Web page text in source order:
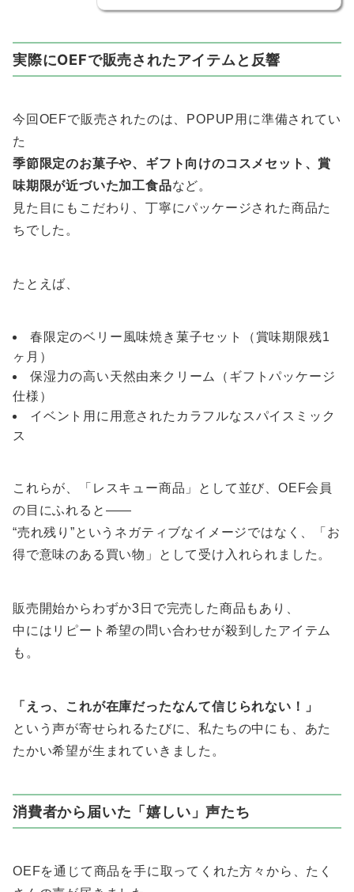
実際にOEFで販売されたアイテムと反響
今回OEFで販売されたのは、POPUP用に準備されてい
た
季節限定のお菓子や、ギフト向けのコスメセット、賞
味期限が近づいた加工食品など。
見た目にもこだわり、丁寧にパッケージされた商品た
ちでした。
たとえば、
春限定のベリー風味焼き菓子セット（賞味期限残1
ヶ月）
保湿力の高い天然由来クリーム（ギフトパッケージ
仕様）
イベント用に用意されたカラフルなスパイスミック
ス
これらが、「レスキュー商品」として並び、OEF会員
の目にふれると――
“売れ残り”というネガティブなイメージではなく、「お
得で意味のある買い物」として受け入れられました。
販売開始からわずか3日で完売した商品もあり、
中にはリピート希望の問い合わせが殺到したアイテム
も。
「えっ、これが在庫だったなんて信じられない！」
という声が寄せられるたびに、私たちの中にも、あた
たかい希望が生まれていきました。
消費者から届いた「嬉しい」声たち
OEFを通じて商品を手に取ってくれた方々から、たく